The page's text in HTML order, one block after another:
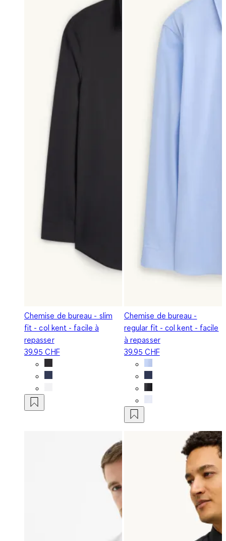
Chemise de bureau - slim
fit - col kent - facile à
repasser
39.95 CHF
Chemise de bureau -
regular fit - col kent - facile
à repasser
39.95 CHF